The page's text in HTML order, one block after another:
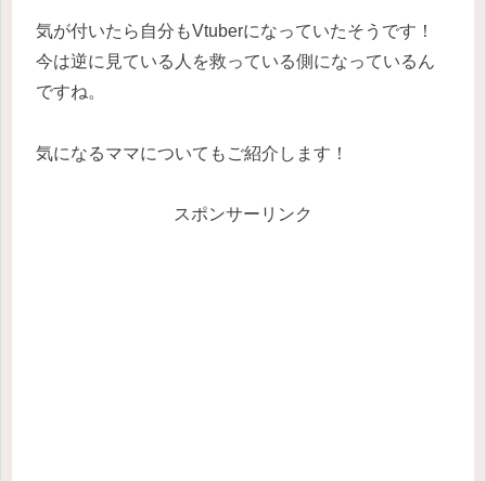
気が付いたら自分もVtuberになっていたそうです！
今は逆に見ている人を救っている側になっているん
ですね。
気になるママについてもご紹介します！
スポンサーリンク